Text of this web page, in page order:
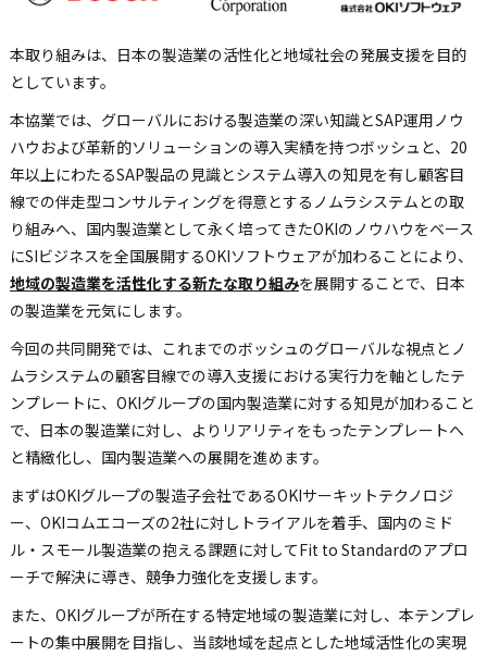
本取り組みは、日本の製造業の活性化と地域社会の発展支援を目的
としています。
本協業では、グローバルにおける製造業の深い知識とSAP運用ノウ
ハウおよび革新的ソリューションの導入実績を持つボッシュと、20
年以上にわたるSAP製品の見識とシステム導入の知見を有し顧客目
線での伴走型コンサルティングを得意とするノムラシステムとの取
り組みへ、国内製造業として永く培ってきたOKIのノウハウをベース
にSIビジネスを全国展開するOKIソフトウェアが加わることにより、
地域の製造業を活性化する新たな取り組みを展開することで、日本
の製造業を元気にします。
今回の共同開発では、これまでのボッシュのグローバルな視点とノ
ムラシステムの顧客目線での導入支援における実行力を軸としたテ
ンプレートに、OKIグループの国内製造業に対する知見が加わること
で、日本の製造業に対し、よりリアリティをもったテンプレートへ
と精緻化し、国内製造業への展開を進めます。
まずはOKIグループの製造子会社であるOKIサーキットテクノロジ
ー、OKIコムエコーズの2社に対しトライアルを着手、国内のミド
ル・スモール製造業の抱える課題に対してFit to Standardのアプロ
ーチで解決に導き、競争力強化を支援します。
また、OKIグループが所在する特定地域の製造業に対し、本テンプレ
ートの集中展開を目指し、当該地域を起点とした地域活性化の実現